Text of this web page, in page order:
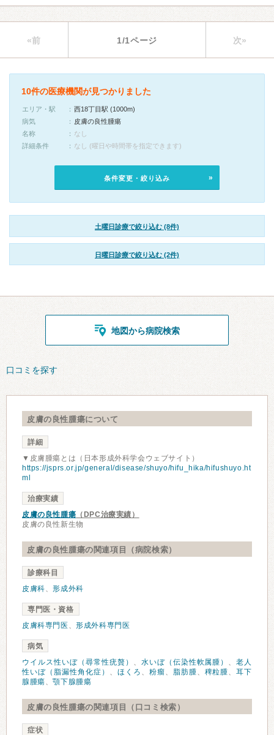
«前 1/1ページ 次»
10件の医療機関が見つかりました
エリア・駅
西18丁目駅 (1000m)
病気
皮膚の良性腫瘍
名称
なし
詳細条件
なし (曜日や時間帯を指定できます)
条件変更・絞り込み
土曜日診療で絞り込む (8件)
日曜日診療で絞り込む (2件)
地図から病院検索
口コミを探す
皮膚の良性腫瘍について
詳細
▼皮膚腫瘍とは（日本形成外科学会ウェブサイト）
https://jsprs.or.jp/general/disease/shuyo/hifu_hika/hifushuyo.ht
ml
治療実績
皮膚の良性腫瘍 （DPC治療実績）
皮膚の良性新生物
皮膚の良性腫瘍の関連項目（病院検索）
診療科目
皮膚科、形成外科
専門医・資格
皮膚科専門医 、形成外科専門医
病気
ウイルス性いぼ（尋常性疣贅） 、 水いぼ（伝染性軟属腫） 、老人
性いぼ（脂漏性角化症） 、 ほくろ 、 粉瘤、 脂肪腫、 稗粒腫、耳下
腺腫瘍、顎下腺腫瘍
皮膚の良性腫瘍の関連項目（口コミ検索）
症状